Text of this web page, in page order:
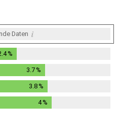
Daten i
%
3.7 %
3.8%
4%